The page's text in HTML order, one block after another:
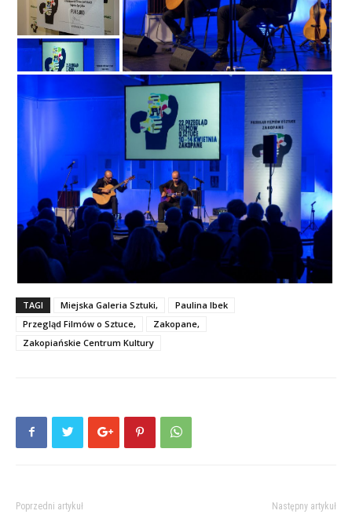
TAGI Miejska Galeria Sztuki,
Paulina Ibek
Przegląd Filmów o Sztuce,
Zakopane,
Zakopiańskie Centrum Kultury
Poprzedni artykuł Następny artykuł